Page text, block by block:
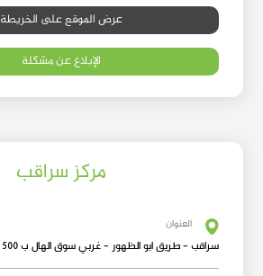
عرض الموقع على الخريطة
الإبلاغ عن مشكلة
مركز سراقب
العنوان
سراقب - طريق ابو الظهور - غربي سوق الهال ب 500 متر